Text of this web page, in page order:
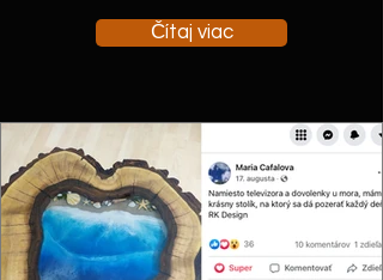
Čítaj viac